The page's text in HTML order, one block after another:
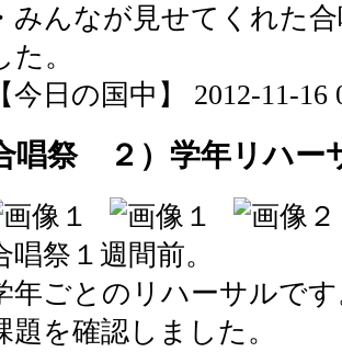
みんなが見せてくれた
た。
【今日の国中】 2012-11-16
唱祭 ２）学年リハー
唱祭１週間前。
年ごとのリハーサルで
題を確認しました。